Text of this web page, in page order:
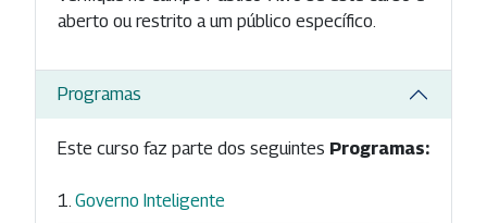
aberto ou restrito a um público específico.
Programas
Este curso faz parte dos seguintes Programas:
Governo Inteligente